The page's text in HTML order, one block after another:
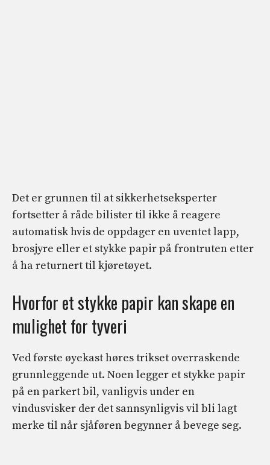
Det er grunnen til at sikkerhetseksperter
fortsetter å råde bilister til ikke å reagere
automatisk hvis de oppdager en uventet lapp,
brosjyre eller et stykke papir på frontruten etter
å ha returnert til kjøretøyet.
Hvorfor et stykke papir kan skape en
mulighet for tyveri
Ved første øyekast høres trikset overraskende
grunnleggende ut. Noen legger et stykke papir
på en parkert bil, vanligvis under en
vindusvisker der det sannsynligvis vil bli lagt
merke til når sjåføren begynner å bevege seg.